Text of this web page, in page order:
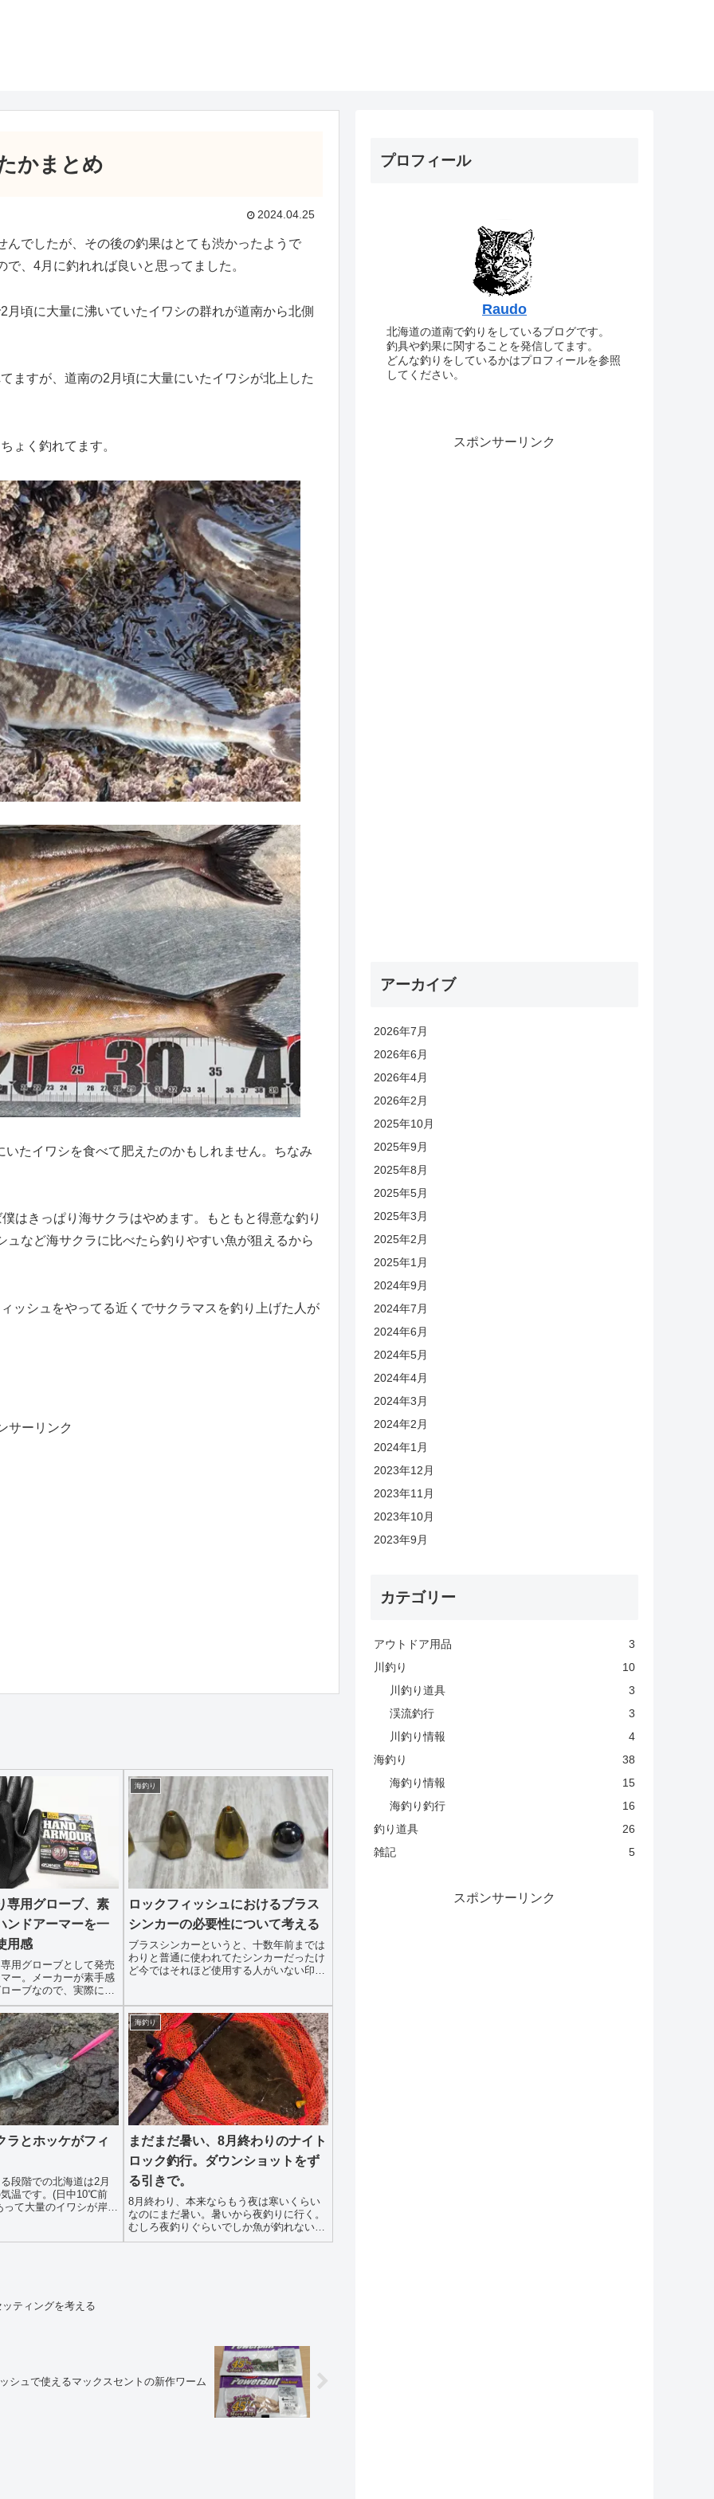
かまとめ
2024.04.25
でしたが、その後の釣果はとても渋かったようで
、4月に釣れれば良いと思ってました。
頃に大量に沸いていたイワシの群れが道南から北側
ますが、道南の2月頃に大量にいたイワシが北上した
ょく釣れてます。
たイワシを食べて肥えたのかもしれません。ちなみ
はきっぱり海サクラはやめます。もともと得意な釣り
など海サクラに比べたら釣りやすい魚が狙えるから
ッシュをやってる近くでサクラマスを釣り上げた人が
サーリンク
専用グローブ、素
ンドアーマーを一
用感
用グローブとして発売
ー。メーカーが素手感
ーブなので、実際に一
記事にしていきます。
のいくつかの特徴につ
ます。【マラソン期間
海釣り
ロックフィッシュにおけるブラス
シンカーの必要性について考える
ブラスシンカーというと、十数年前までは
わりと普通に使われてたシンカーだったけ
ど今ではそれほど使用する人がいない印
した。自分も最近、何度か使用してみまし
たが昔に比べる...
ラとホッケがフィ
段階での北海道は2月
温です。(日中10℃前
って大量のイワシが岸寄
いる状況です。そして
海釣り
まだまだ暑い、8月終わりのナイト
ロック釣行。ダウンショットをず
る引きで。
8月終わり、本来ならもう夜は寒いくらい
なのにまだ暑い。暑いから夜釣りに行く。
むしろ夜釣りぐらいでしか魚が釣れないの
です。この日は連日のドシャ降りで海は濁
ティングを考える
シュで使えるマックスセントの新作ワーム
プロフィール
Raudo
北海道の道南で釣りをしているブログです。
釣具や釣果に関することを発信してます。
どんな釣りをしているかはプロフィールを参照
してください。
スポンサーリンク
アーカイブ
2026年7月
2026年6月
2026年4月
2026年2月
2025年10月
2025年9月
2025年8月
2025年5月
2025年3月
2025年2月
2025年1月
2024年9月
2024年7月
2024年6月
2024年5月
2024年4月
2024年3月
2024年2月
2024年1月
2023年12月
2023年11月
2023年10月
2023年9月
カテゴリー
アウトドア用品
3
川釣り
10
川釣り道具
3
渓流釣行
3
川釣り情報
4
海釣り
38
海釣り情報
15
海釣り釣行
16
釣り道具
26
雑記
5
スポンサーリンク